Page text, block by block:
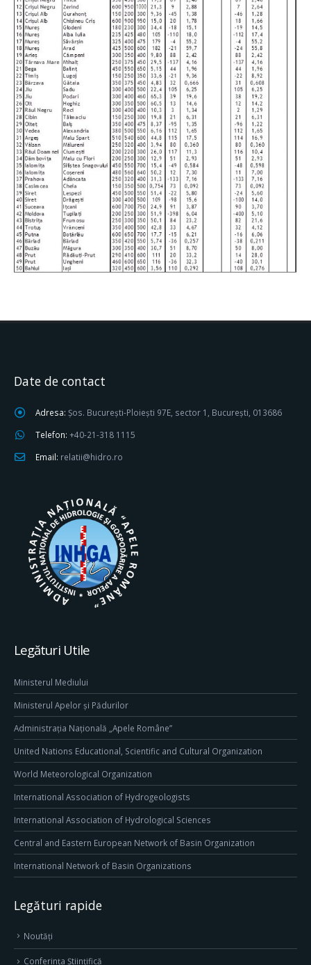
Date de contact
Adresa: Șos. București-Ploiești 97E, sector 1, București, 013686
Telefon: +40-21-318 1115
Email: relatii@hidro.ro
Legături Utile
Ministerul Mediului
Ministerul Apelor și Pădurilor
Administrația Națională „Apele Române”
United Nations Educational, Scientific and Cultural Organization
World Meteorological Organization
International Association of Hydrogeologists
International Association of Hydrological Sciences
Central and Eastern European Network of Basin Organization
International Network of Basin Organizations
Legături rapide
Noutăți
Conferința Științifică